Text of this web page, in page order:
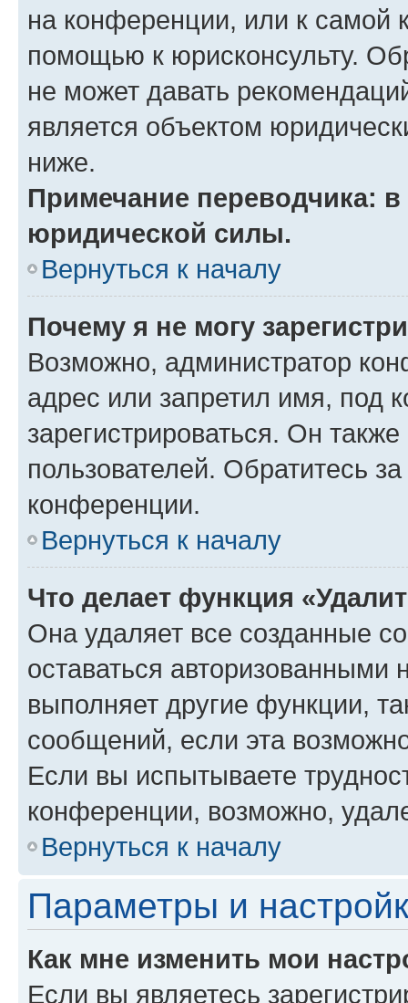
на конференции, или к самой
помощью к юрисконсульту.
не может давать
является объектом
ниже.
Примечание переводчика:
юридической силы.
Вернуться к началу
Почему я не могу
Возможно, администратор
адрес или запретил имя, под
зарегистрироваться. Он
пользователей. Обратитесь
конференции.
Вернуться к началу
Что делает функция
Она удаляет все созданные
оставаться авторизованными
выполняет другие функции,
сообщений, если эта
Если вы испытываете
конференции, возможно,
Вернуться к началу
Параметры и
Как мне изменить мои
Если вы являетесь